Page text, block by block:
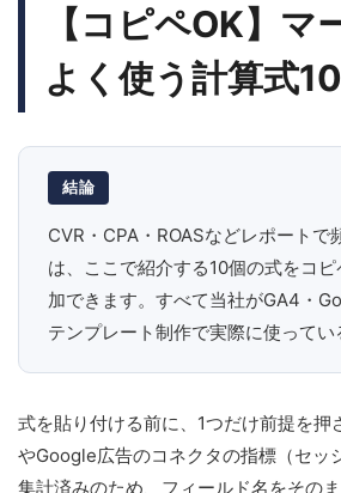
【コピペOK】マ
よく使う計算式
結論
CVR・CPA・ROASなどレポートで
は、ここで紹介する10個の式をコ
加できます。すべて当社がGA4・
テンプレート制作で実際に使ってい
式を貼り付ける前に、1つだけ前提を押
やGoogle広告のコネクタの指標（セッ
集計済みのため、フィールド名をその